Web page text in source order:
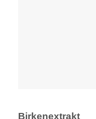
Birkenextrakt